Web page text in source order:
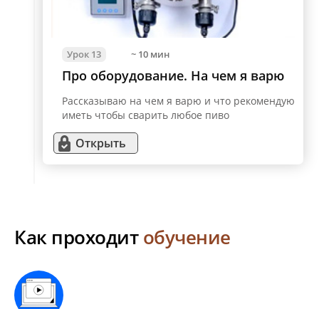
Урок 13 ~ 10 мин
Про оборудование. На чем я варю
Рассказываю на чем я варю и что рекомендую
иметь чтобы сварить любое пиво
Открыть
Как проходитобучение